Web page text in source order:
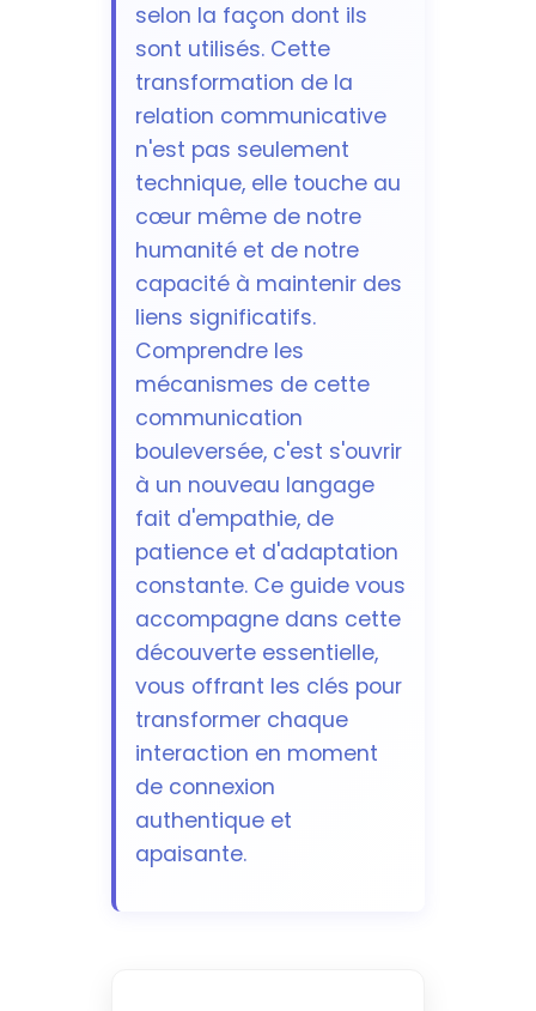
selon la façon dont ils
sont utilisés. Cette
transformation de la
relation communicative
n'est pas seulement
technique, elle touche au
cœur même de notre
humanité et de notre
capacité à maintenir des
liens significatifs.
Comprendre les
mécanismes de cette
communication
bouleversée, c'est s'ouvrir
à un nouveau langage
fait d'empathie, de
patience et d'adaptation
constante. Ce guide vous
accompagne dans cette
découverte essentielle,
vous offrant les clés pour
transformer chaque
interaction en moment
de connexion
authentique et
apaisante.